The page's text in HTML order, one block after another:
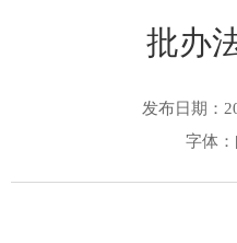
批办
发布日期：
字体